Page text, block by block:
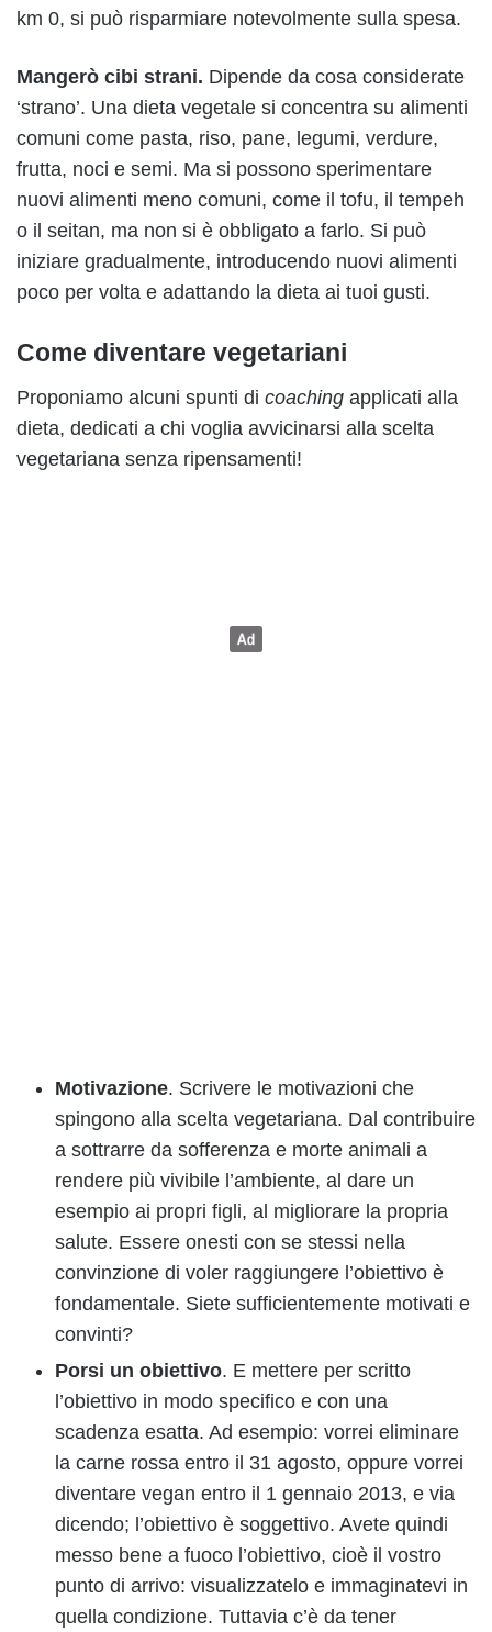
km 0, si può risparmiare notevolmente sulla spesa.
Mangerò cibi strani. Dipende da cosa considerate
‘strano’. Una dieta vegetale si concentra su alimenti
comuni come pasta, riso, pane, legumi, verdure,
frutta, noci e semi. Ma si possono sperimentare
nuovi alimenti meno comuni, come il tofu, il tempeh
o il seitan, ma non si è obbligato a farlo. Si può
iniziare gradualmente, introducendo nuovi alimenti
poco per volta e adattando la dieta ai tuoi gusti.
Come diventare vegetariani
Proponiamo alcuni spunti di coaching applicati alla
dieta, dedicati a chi voglia avvicinarsi alla scelta
vegetariana senza ripensamenti!
Motivazione. Scrivere le motivazioni che
spingono alla scelta vegetariana. Dal contribuire
a sottrarre da sofferenza e morte animali a
rendere più vivibile l’ambiente, al dare un
esempio ai propri figli, al migliorare la propria
salute. Essere onesti con se stessi nella
convinzione di voler raggiungere l’obiettivo è
fondamentale. Siete sufficientemente motivati e
convinti?
Porsi un obiettivo. E mettere per scritto
l’obiettivo in modo specifico e con una
scadenza esatta. Ad esempio: vorrei eliminare
la carne rossa entro il 31 agosto, oppure vorrei
diventare vegan entro il 1 gennaio 2013, e via
dicendo; l’obiettivo è soggettivo. Avete quindi
messo bene a fuoco l’obiettivo, cioè il vostro
punto di arrivo: visualizzatelo e immaginatevi in
quella condizione. Tuttavia c’è da tener